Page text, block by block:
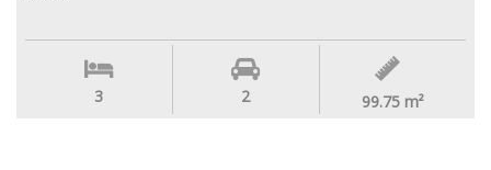
3 2 99.75 m²